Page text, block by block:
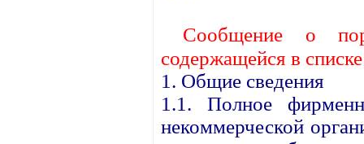
Сообщение о
содержащейся в
1. Общие сведения
1.1. Полное
некоммерческой